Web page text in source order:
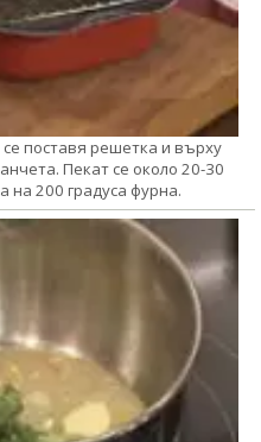
поставя решетка и върху
Пекат се около 20-30
на 200 градуса фурна.